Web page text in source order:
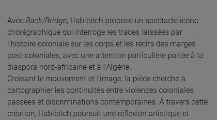
Avec Back/Bridge, Habibitch propose un spectacle icono-
chorégraphique qui interroge les traces laissées par
l’histoire coloniale sur les corps et les récits des marges
post-coloniales, avec une attention particulière portée à la
diaspora nord-africaine et à l’Algérie.
Croisant le mouvement et l’image, la pièce cherche à
cartographier les continuités entre violences coloniales
passées et discriminations contemporaines. À travers cette
création, Habibitch poursuit une réflexion artistique et